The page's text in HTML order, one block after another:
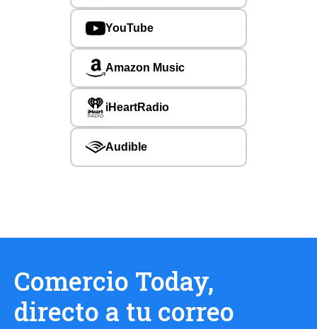
YouTube
Amazon Music
iHeartRadio
Audible
Comercio Today,
directo a tu correo